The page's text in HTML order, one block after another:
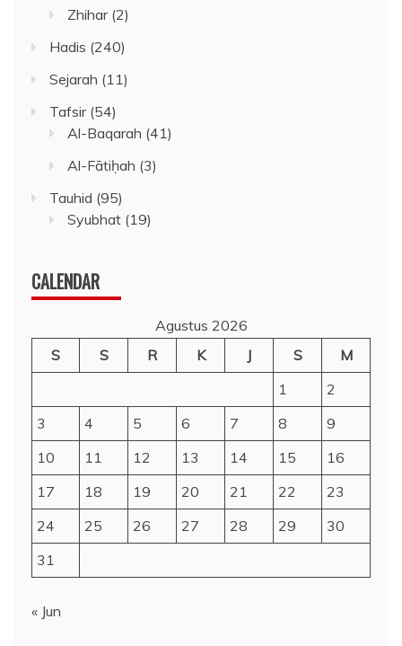
Zhihar(2)
Hadis (240)
Sejarah (11)
Tafsir(54)
Al-Baqarah (41)
Al-Fātiḥah (3)
Tauhid (95)
Syubhat (19)
CALENDAR
Agustus 2026
S
S R K J S
M
1
2
3
4 5 6 7 8
9
10
11 12 13 14 15
16
17
18 19 20 21 22
23
24
25 26 27 28 29
30
31
« Jun